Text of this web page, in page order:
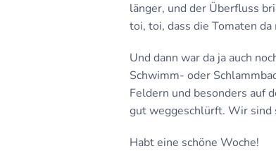
länger, und der Überfluss
toi, toi, dass die Tomaten
Und dann war da ja auch
Schwimm- oder
Feldern und besonders auf
gut weggeschlürft. Wir sind
Habt eine schöne Woche!